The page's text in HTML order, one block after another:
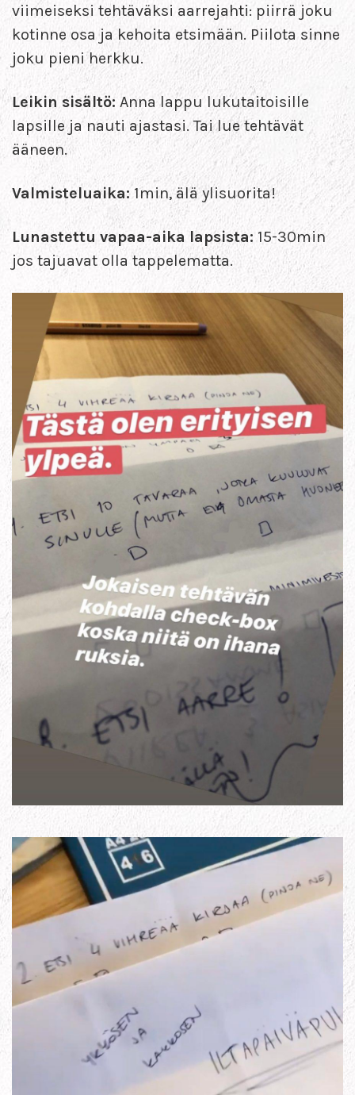
viimeiseksi tehtäväksi aarrejahti: piirrä joku
kotinne osa ja kehoita etsimään. Piilota sinne
joku pieni herkku.
Leikin sisältö: Anna lappu lukutaitoisille
lapsille ja nauti ajastasi. Tai lue tehtävät
ääneen.
Valmisteluaika:1min, älä ylisuorita!
Lunastettu vapaa-aika lapsista: 15-30min
jos tajuavat olla tappelematta.